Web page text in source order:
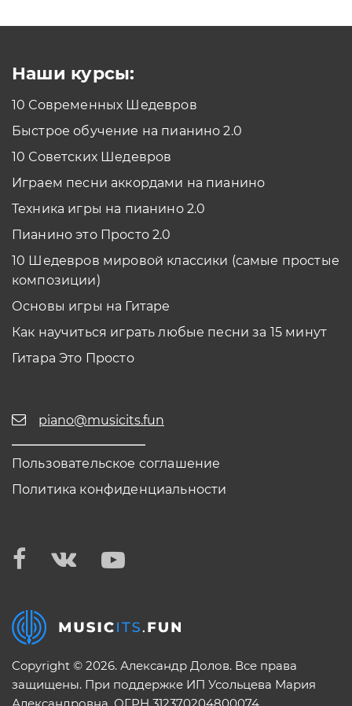
Как проходить задания в тренажерах с
помощью Планшета/телефона?
Наши курсы:
10 Современных Шедевров
Быстрое обучение на пианино 2.0
10 Советских Шедевров
Играем песни аккордами на пианино
Техника игры на пианино 2.0
Пианино это Просто 2.0
10 Шедевров мировой классики (самые простые
композиции)
Основы игры на Гитаре
Как научиться играть любые песни за 15 минут
Гитара Это Просто
piano@musicits.fun
Пользовательское соглашение
Политика конфиденциальности
Copyright © 2026. Александр Долов. Все права
защищены. При поддержке ИП Усольцева Мария